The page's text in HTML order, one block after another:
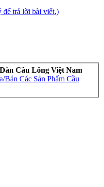
để trả lời bài viết.)
Cầu Lông Việt Nam
Bán Các Sản Phẩm Cầu